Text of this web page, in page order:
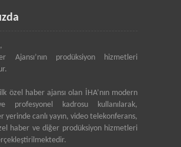
Ajansı’nın prodüksiyon hizmetleri
özel haber ajansı olan İHA’nın modern
profesyonel kadrosu kullanılarak,
yerinde canlı yayın, video telekonferans,
haber ve diğer prodüksiyon hizmetleri